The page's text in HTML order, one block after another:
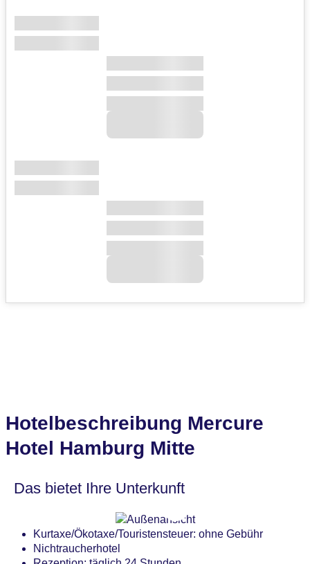
Hotelbeschreibung Mercure
Hotel Hamburg Mitte
Das bietet Ihre Unterkunft
Kurtaxe/Ökotaxe/Touristensteuer: ohne Gebühr
Nichtraucherhotel